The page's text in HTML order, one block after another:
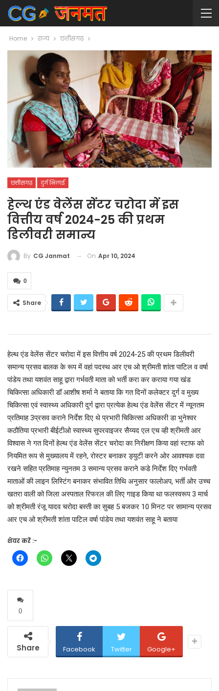
Home राज्य छत्तीसगढ़
छत्तीसगढ़ दुर्ग भिलाई
हेल्थ एंड वेलेंस सेंटर चरोदा में इस
वित्तीय वर्ष 2024-25 की प्रथम
डिलीवरी समान्य
By CG Janmat On Apr 10, 2024
0
Share
हेल्थ एंड वेलेंस सेंटर चरोदा में इस वित्तीय वर्ष 2024-25 की प्रथम डिलीवरी
समान्य प्रसव बालक के रूप में वहां पदस्थ आर एच ओ श्रीमती शांता पाटिल व वर्षा
पांडेय तथा यशवंत साहू द्वारा गर्भवती माता को भर्ती करा कर कराया गया खंड
चिकित्सा अधिकारी डॉ आशीष शर्मा ने बताया कि गत दिनों कलेक्टर दुर्ग व मुख्य
चिकित्सा एवं स्वास्थ्य अधिकारी दुर्ग द्वारा प्रत्येक हेल्थ एंड वेलेंस सेंटर में न्यूनतम
प्रतिमाह 3प्रसव कराने निर्देश दिए थे प्रभारी चिकित्सा अधिकारी डा भुनेश्वर
कठौतिया प्रभारी बीईटीओ स्वास्थ्य सुपरवाइजर सैय्यद एल एच व्ही श्रीमती आर
विश्वास ने गत दिनों हेल्थ एंड वेलेंस सेंटर चरोदा का निरीक्षण किया वहां स्टाफ को
नियमित रूप से मुख्यालय में रहने, रोस्टर बनाकर ड्युटी करने ओर आवश्यक दवा
रखने सहित प्रतिमाह न्युनतम 3 समान्य प्रसव कराने कडे निर्देश दिए गर्भवती
माताओं की लाइन लिस्टिंग बनाकर संभावित तिथि अनुसार फालोअप, भर्ती ओर उच्च
खतरा वाली को जिला अस्पताल रिफरल की लिए गाइड किया था फलस्वरूप 3 मार्च
को श्रीमती रंजू यादव चरोदा बस्ती का सुबह 5 बजकर 10 मिनट पर सामान्य प्रसव
आर एच ओ श्रीमती शांता पाटिल वर्षा पांडेय तथा यशवंत साहू ने बताया
शेयर करें :-
0
Share Facebook Twitter Google+